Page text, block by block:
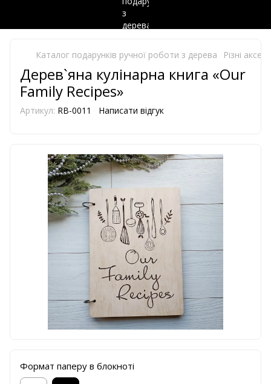
Каталог подарунків ручної роботи з дерева Різні
Дерев`яна кулінарна книга «Our
Family Recipes»
Артикул: RB-0011 Написати відгук
Формат паперу в блокноті